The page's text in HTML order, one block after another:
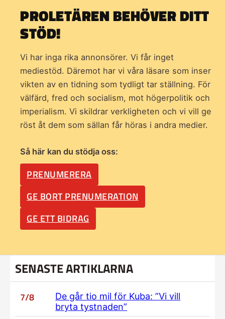
PROLETÄREN BEHÖVER DITT
STÖD!
Vi har inga rika annonsörer. Vi får inget
mediestöd. Däremot har vi våra läsare som inser
vikten av en tidning som tydligt tar ställning. För
välfärd, fred och socialism, mot högerpolitik och
imperialism. Vi skildrar verkligheten och vi vill ge
röst åt dem som sällan får höras i andra medier.
Så här kan du stödja oss:
PRENUMERERA
GE BORT PRENUMERATION
GE ETT BIDRAG
SENASTE ARTIKLARNA
7/8
De går tio mil för Kuba: ”Vi vill
bryta tystnaden”